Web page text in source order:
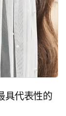
具代表性的